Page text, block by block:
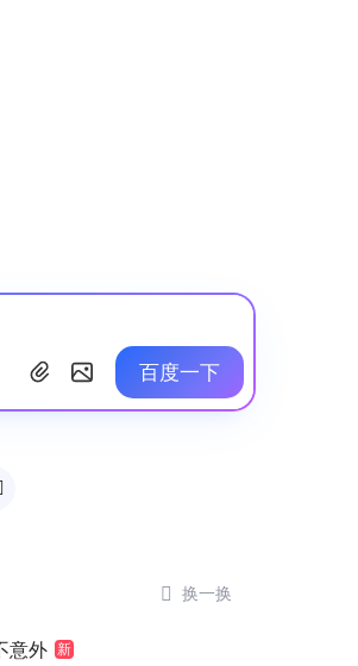
百度一下
 换一换
意外 新